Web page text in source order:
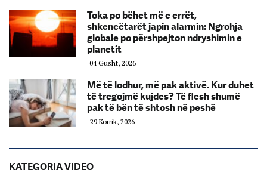
Toka po bëhet më e errët,
shkencëtarët japin alarmin: Ngrohja
globale po përshpejton ndryshimin e
planetit
04 Gusht, 2026
Më të lodhur, më pak aktivë. Kur duhet
të tregojmë kujdes? Të flesh shumë
pak të bën të shtosh në peshë
29 Korrik, 2026
KATEGORIA VIDEO